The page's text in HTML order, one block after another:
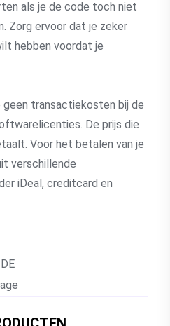
als je de code toch niet
Zorg ervoor dat je zeker
hebben voordat je
geen transactiekosten bij de
De prijs die
Voor het betalen van je
verschillende
iDeal, creditcard en